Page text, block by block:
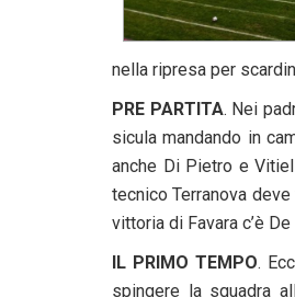
nella ripresa per
PRE PARTITA. Nei
sicula mandando in
anche Di Pietro e
tecnico Terranova
vittoria di Favara c’è
IL PRIMO TEMPO.
spingere la squadra